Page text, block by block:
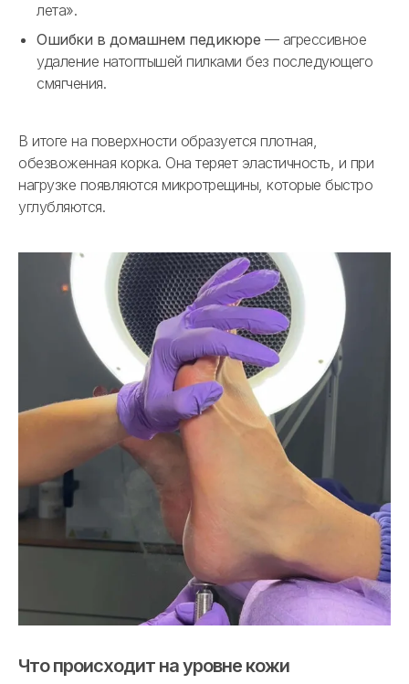
лета».
Ошибки в домашнем педикюре — агрессивное
удаление натоптышей пилками без последующего
смягчения.
В итоге на поверхности образуется плотная,
обезвоженная корка. Она теряет эластичность, и при
нагрузке появляются микротрещины, которые быстро
углубляются.
Что происходит на уровне кожи